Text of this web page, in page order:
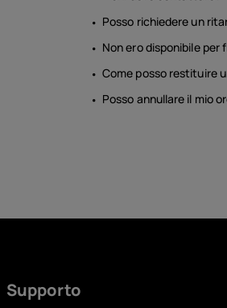
Posso richiedere un
Non ero disponibile per
Come posso restituire
Posso annullare il mio
Supporto